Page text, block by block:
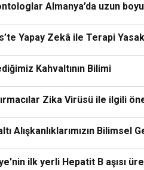
Almanya’da uzun
Yapay Zekâ ile Terapi
Kahvaltının Bilimi
Zika Virüsü ile ilgili
Alışkanlıklarımızın Bilimsel
ilk yerli Hepatit B aşısı